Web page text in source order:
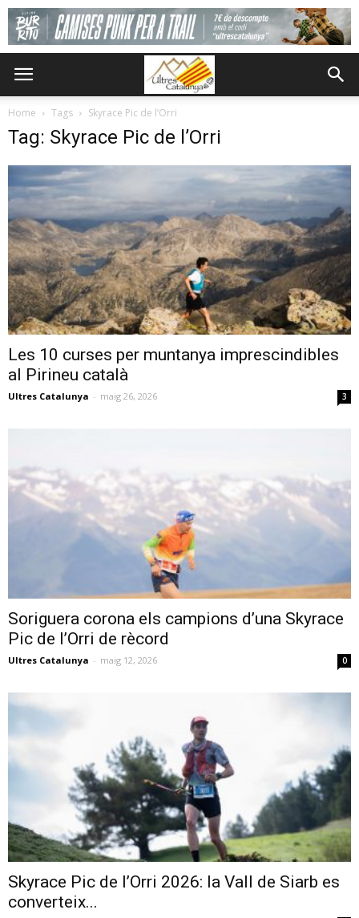
Home Tags Skyrace Pic de l’Orri
Tag: Skyrace Pic de l’Orri
Les 10 curses per muntanya imprescindibles
al Pirineu català
Ultres Catalunya - maig 26, 2026 3
Soriguera corona els campions d’una Skyrace
Pic de l’Orri de rècord
Ultres Catalunya - maig 12, 2026 0
Skyrace Pic de l’Orri 2026: la Vall de Siarb es
converteix...